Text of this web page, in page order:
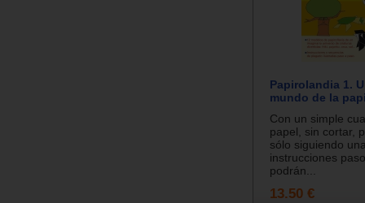
Papirolandia 1.
mundo de la
Con un simple
papel, sin cortar,
sólo siguiendo
instrucciones
podrán...
13.50 €